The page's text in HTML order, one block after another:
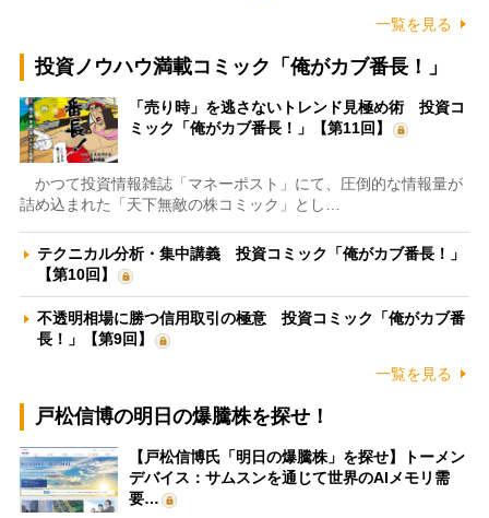
一覧を見る
投資ノウハウ満載コミック「俺がカブ番長！」
「売り時」を逃さないトレンド見極め術 投資コ
ミック「俺がカブ番長！」【第11回】
かつて投資情報雑誌「マネーポスト」にて、圧倒的な情報量が
詰め込まれた「天下無敵の株コミック」とし…
テクニカル分析・集中講義 投資コミック「俺がカブ番長！」
【第10回】
不透明相場に勝つ信用取引の極意 投資コミック「俺がカブ番
長！」【第9回】
一覧を見る
戸松信博の明日の爆騰株を探せ！
【戸松信博氏「明日の爆騰株」を探せ】トーメン
デバイス：サムスンを通じて世界のAIメモリ需
要…